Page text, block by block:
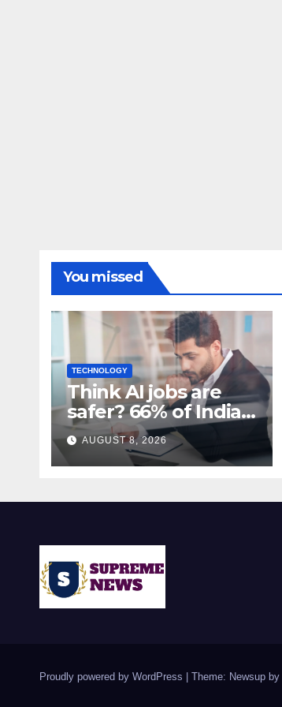
You missed
TECHNOLOGY
Think AI jobs are
safer? 66% of India’s
AI workers expect
layoffs
AUGUST 8, 2026
Proudly powered by WordPress Theme: Newsup by